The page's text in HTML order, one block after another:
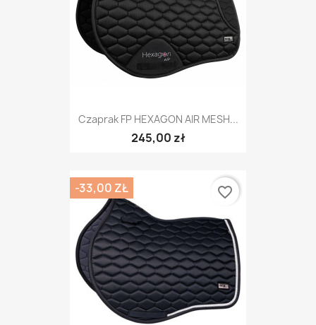
Czaprak FP HEXAGON AIR MESH...
245,00 zł
-33,00 ZŁ favorite_border